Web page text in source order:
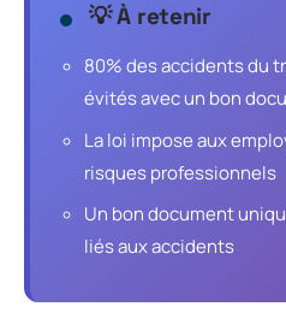
💡 À retenir
80% des accidents du
évités avec un bon
La loi impose aux
risques professionnels
Un bon document
liés aux accidents